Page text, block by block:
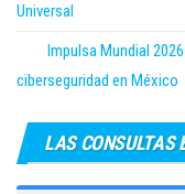
Universal
Impulsa Mundial
ciberseguridad en México
LAS CONSULTAS